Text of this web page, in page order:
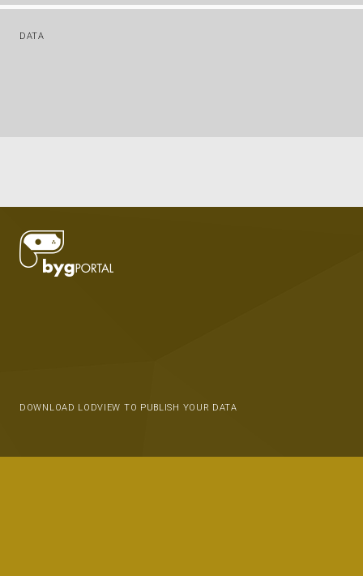
DATA
DOWNLOAD LODVIEW TO PUBLISH YOUR DATA